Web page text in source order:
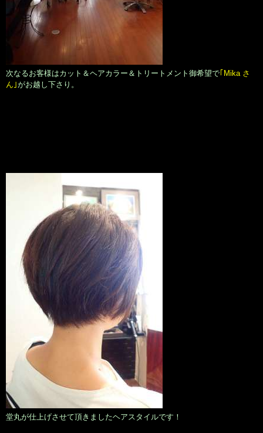
次なるお客様はカット＆ヘアカラー＆トリートメント御希望で｢Mika さ
ん｣がお越し下さり。
堂丸が仕上げさせて頂きましたヘアスタイルです！